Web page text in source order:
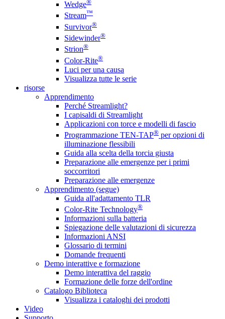
Wedge®
Stream™
Survivor®
Sidewinder®
Strion®
Color-Rite®
Luci per una causa
Visualizza tutte le serie
risorse
Apprendimento
Perché Streamlight?
I capisaldi di Streamlight
Applicazioni con torce e modelli di fascio
Programmazione TEN-TAP® per opzioni di
illuminazione flessibili
Guida alla scelta della torcia giusta
Preparazione alle emergenze per i primi
soccorritori
Preparazione alle emergenze
Apprendimento (segue)
Guida all'adattamento TLR
Color-Rite Technology®
Informazioni sulla batteria
Spiegazione delle valutazioni di sicurezza
Informazioni ANSI
Glossario di termini
Domande frequenti
Demo interattive e formazione
Demo interattiva del raggio
Formazione delle forze dell'ordine
Catalogo Biblioteca
Visualizza i cataloghi dei prodotti
Video